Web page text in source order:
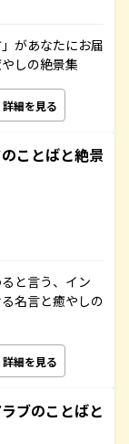
があなたにお届
しの絶景集
詳細を見る
ことばと絶景
と言う、イン
名言と癒やしの
詳細を見る
ブのことばと